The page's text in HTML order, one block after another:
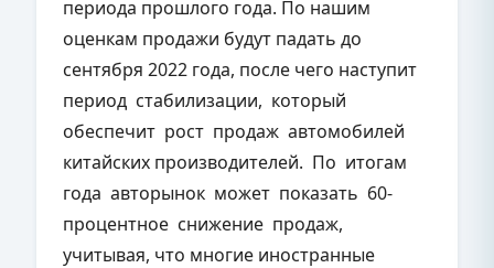
периода прошлого года. По нашим
оценкам продажи будут падать до
сентября 2022 года, после чего наступит
период стабилизации, который
обеспечит рост продаж автомобилей
китайских производителей. По итогам
года авторынок может показать 60-
процентное снижение продаж,
учитывая, что многие иностранные